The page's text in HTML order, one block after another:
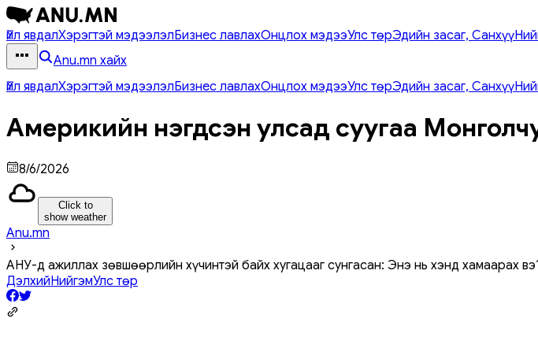
Үйл явдалХэрэгтэй мэдээлэлБизнес лавлахОнцлох мэдээУлс төрЭдийн засаг, Санхүү
Anu.mn хайх
Үйл явдалХэрэгтэй мэдээлэлБизнес лавлахОнцлох мэдээУлс төрЭдийн засаг, Санхүү
Америкийн нэгдсэн улсад суугаа
8/6/2026
Click to
show weather
Anu.mn
АНУ-д ажиллах зөвшөөрлийн хүчинтэй байх хугацааг сунгасан: Энэ нь хэнд хамаарах
ДэлхийНийгэмУлс төр